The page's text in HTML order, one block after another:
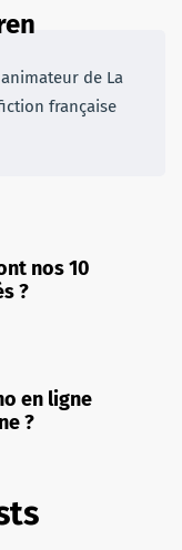
de La
française
nos 10
?
en ligne
?